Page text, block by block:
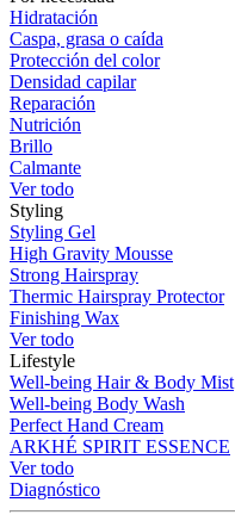
Hidratación
Caspa, grasa o caída
Protección del color
Densidad capilar
Reparación
Nutrición
Brillo
Calmante
Ver todo
Styling
Styling Gel
High Gravity Mousse
Strong Hairspray
Thermic Hairspray Protector
Finishing Wax
Ver todo
Lifestyle
Well-being Hair & Body Mist
Well-being Body Wash
Perfect Hand Cream
ARKHÉ SPIRIT ESSENCE
Ver todo
Diagnóstico